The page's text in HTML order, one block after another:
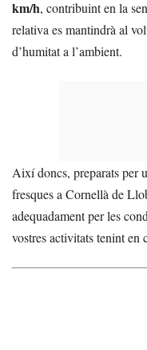
km/h, contribuint en la
relativa es mantindrà al
d’humitat a l’ambient.
Així doncs, preparats per
fresques a Cornellà de
adequadament per les
vostres activitats tenint en